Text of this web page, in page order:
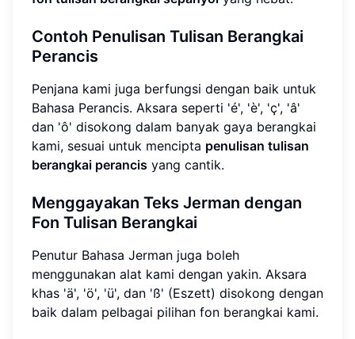
Contoh Penulisan Tulisan Berangkai
Perancis
Penjana kami juga berfungsi dengan baik untuk
Bahasa Perancis. Aksara seperti 'é', 'è', 'ç', 'â'
dan 'ô' disokong dalam banyak gaya berangkai
kami, sesuai untuk mencipta penulisan tulisan
berangkai perancis yang cantik.
Menggayakan Teks Jerman dengan
Fon Tulisan Berangkai
Penutur Bahasa Jerman juga boleh
menggunakan alat kami dengan yakin. Aksara
khas 'ä', 'ö', 'ü', dan 'ß' (Eszett) disokong dengan
baik dalam pelbagai pilihan fon berangkai kami.